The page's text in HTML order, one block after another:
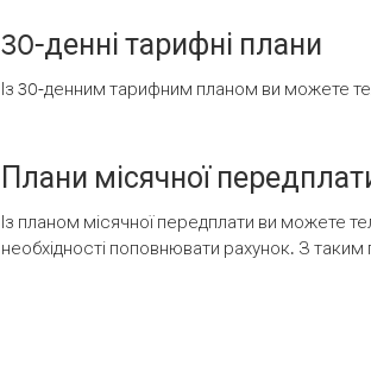
30-денні тарифні плани
Із 30-денним тарифним планом ви можете
Плани місячної
Із планом місячної передплати ви можете
необхідності поповнювати рахунок. З